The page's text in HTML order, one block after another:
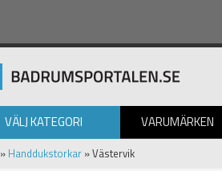
VÄLJ KATEGORI VARUMÄRKEN
BILDGALLERI
» Handdukstorkar » Västervik